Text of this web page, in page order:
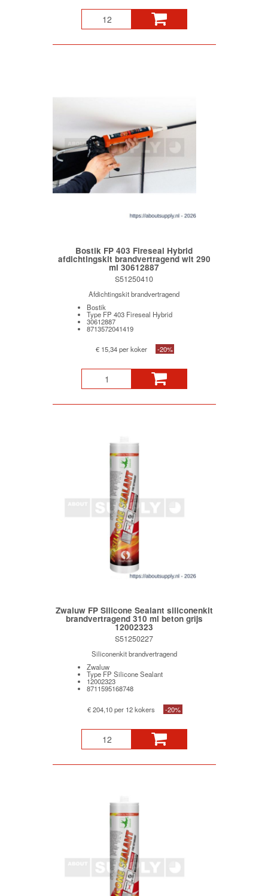
Bostik FP 403 Fireseal Hybrid
afdichtingskit brandvertragend wit 290
ml 30612887
S51250410
Afdichtingskit brandvertragend
Bostik
Type FP 403 Fireseal Hybrid
30612887
8713572041419
€ 15,34 per koker -20%
Zwaluw FP Silicone Sealant siliconenkit
brandvertragend 310 ml beton grijs
12002323
S51250227
Siliconenkit brandvertragend
Zwaluw
Type FP Silicone Sealant
12002323
8711595168748
€ 204,10 per 12 kokers -20%